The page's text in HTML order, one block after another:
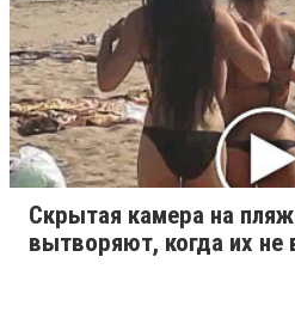
Скрытая камера на
вытворяют, когда их не